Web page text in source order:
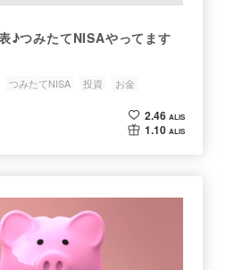
♪つみたてNISAやってます
つみたてNISA 投資 お金
2.46 ALIS
1.10 ALIS